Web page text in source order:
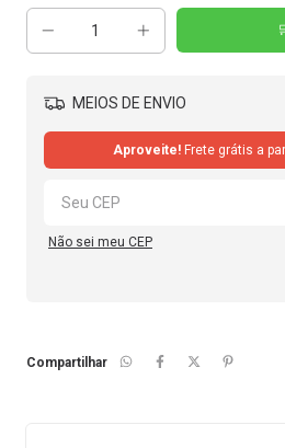
MEIOS DE ENVIO
Aproveite! Frete grátis a
Não sei meu CEP
Compartilhar